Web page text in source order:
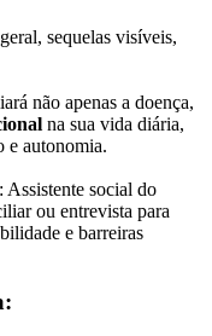
sequelas visíveis,
não apenas a doença,
na sua vida diária,
e autonomia.
Assistente social do
ou entrevista para
e barreiras